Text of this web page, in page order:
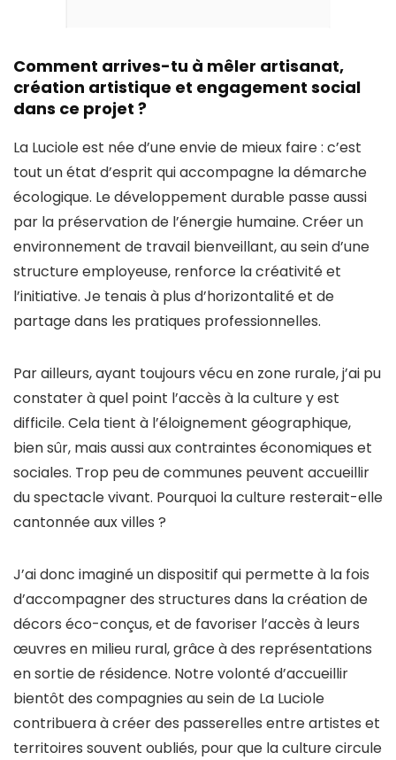
Comment arrives-tu à mêler artisanat,
création artistique et engagement social
dans ce projet ?
La Luciole est née d’une envie de mieux faire : c’est
tout un état d’esprit qui accompagne la démarche
écologique. Le développement durable passe aussi
par la préservation de l’énergie humaine. Créer un
environnement de travail bienveillant, au sein d’une
structure employeuse, renforce la créativité et
l’initiative. Je tenais à plus d’horizontalité et de
partage dans les pratiques professionnelles.
Par ailleurs, ayant toujours vécu en zone rurale, j’ai pu
constater à quel point l’accès à la culture y est
difficile. Cela tient à l’éloignement géographique,
bien sûr, mais aussi aux contraintes économiques et
sociales. Trop peu de communes peuvent accueillir
du spectacle vivant. Pourquoi la culture resterait-elle
cantonnée aux villes ?
J’ai donc imaginé un dispositif qui permette à la fois
d’accompagner des structures dans la création de
décors éco-conçus, et de favoriser l’accès à leurs
œuvres en milieu rural, grâce à des représentations
en sortie de résidence. Notre volonté d’accueillir
bientôt des compagnies au sein de La Luciole
contribuera à créer des passerelles entre artistes et
territoires souvent oubliés, pour que la culture circule